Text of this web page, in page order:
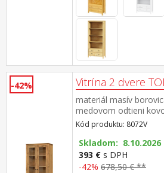
-42% Vitrína 2 dvere
materiál masív
medovom odtieni
farebnom prevedení
čiastočne presklené
Kód produktu: 8072V
Skladom: 8.10.2026
393 € s DPH
-42% 678,50 € **